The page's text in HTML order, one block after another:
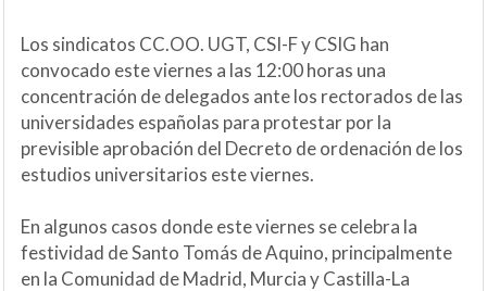
Los sindicatos CC.OO. UGT, CSI-F y CSIG han
convocado este viernes a las 12:00 horas una
concentración de delegados ante los rectorados de las
universidades españolas para protestar por la
previsible aprobación del Decreto de ordenación de los
estudios universitarios este viernes.
En algunos casos donde este viernes se celebra la
festividad de Santo Tomás de Aquino, principalmente
en la Comunidad de Madrid, Murcia y Castilla-La